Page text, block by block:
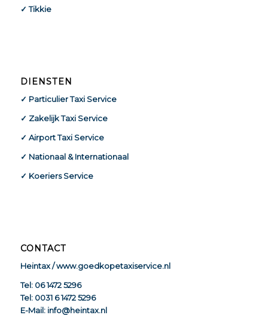
✓ Tikkie
DIENSTEN
✓ Particulier Taxi Service
✓ Zakelijk Taxi Service
✓ Airport Taxi Service
✓ Nationaal & Internationaal
✓ Koeriers Service
CONTACT
Heintax / www.goedkopetaxiservice.nl
Tel: 06 1472 5296
Tel: 0031 6 1472 5296
E-Mail: info@heintax.nl